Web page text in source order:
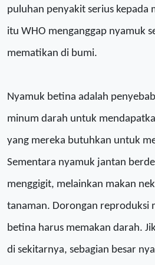
puluhan penyakit serius kepada
itu WHO menganggap nyamuk
mematikan di bumi.
Nyamuk betina adalah
minum darah untuk
yang mereka butuhkan untuk
Sementara nyamuk jantan
menggigit, melainkan makan
tanaman. Dorongan reproduksi
betina harus memakan darah. J
di sekitarnya, sebagian besar